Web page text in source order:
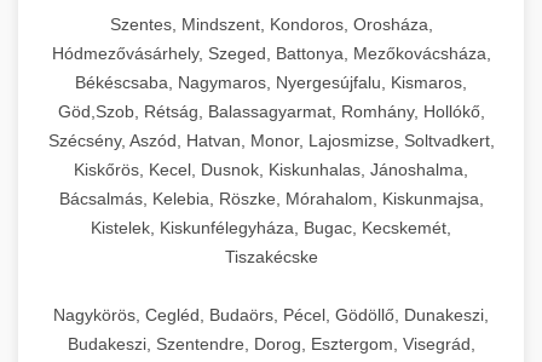
Szentes, Mindszent, Kondoros, Orosháza,
Hódmezővásárhely, Szeged, Battonya, Mezőkovácsháza,
Békéscsaba, Nagymaros, Nyergesújfalu, Kismaros,
Göd,Szob, Rétság, Balassagyarmat, Romhány, Hollókő,
Szécsény, Aszód, Hatvan, Monor, Lajosmizse, Soltvadkert,
Kiskőrös, Kecel, Dusnok, Kiskunhalas, Jánoshalma,
Bácsalmás, Kelebia, Röszke, Mórahalom, Kiskunmajsa,
Kistelek, Kiskunfélegyháza, Bugac, Kecskemét,
Tiszakécske
Nagykörös, Cegléd, Budaörs, Pécel, Gödöllő, Dunakeszi,
Budakeszi, Szentendre, Dorog, Esztergom, Visegrád,